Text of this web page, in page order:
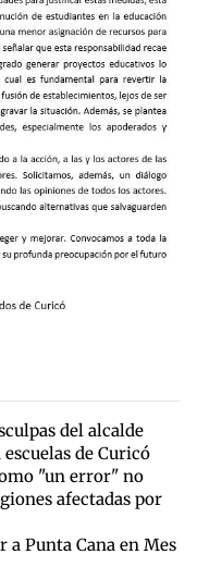
del alcalde
de Curicó
"un error" no
afectadas por
Punta Cana en Mes